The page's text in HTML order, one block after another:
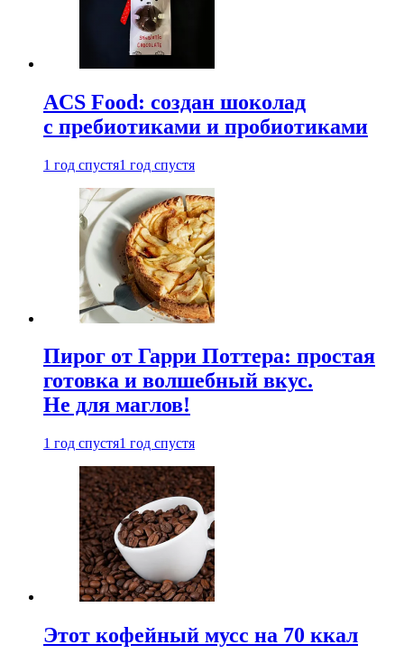
ACS Food: создан шоколад
с пребиотиками и пробиотиками
1 год спустя1 год спустя
Пирог от Гарри Поттера: простая
готовка и волшебный вкус.
Не для маглов!
1 год спустя1 год спустя
Этот кофейный мусс на 70 ккал